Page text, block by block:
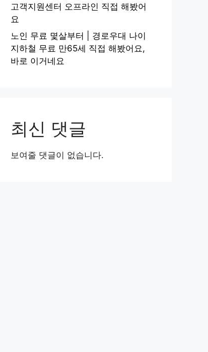
고객지원센터 오프라인 직접 해봤어
요
노인 무료 몇살부터 | 경로우대 나이
지하철 무료 만65세 직접 해봤어요,
바로 이거네요
최신 댓글
보여줄 댓글이 없습니다.